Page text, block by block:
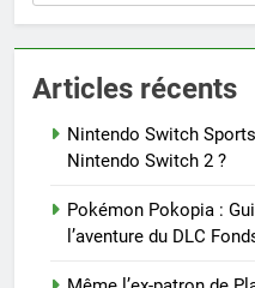
Articles récents
Nintendo Switch
Nintendo Switch 2 ?
Pokémon Pokopia :
l’aventure du DLC